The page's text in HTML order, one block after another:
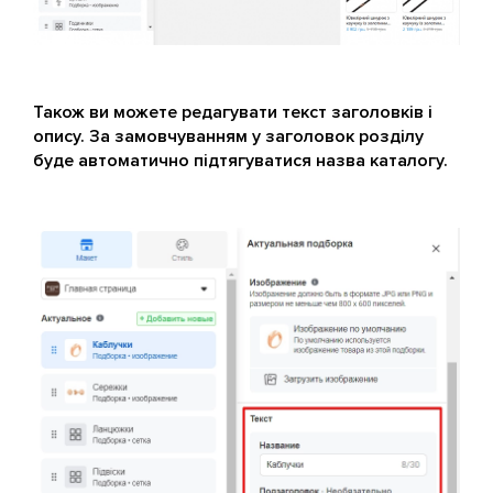
Також ви можете редагувати текст заголовків і
опису. За замовчуванням у заголовок розділу
буде автоматично підтягуватися назва каталогу.